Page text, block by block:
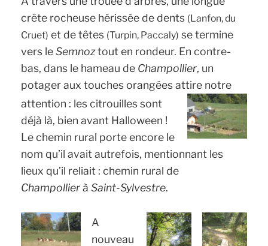
crête rocheuse hérissée de dents (Lanfon, du
Cruet) et de têtes (Turpin, Paccaly) se termine
vers leSemnoztout en rondeur. En contre-
bas, dans le hameau de Champollier, un
potager aux touches orangées attire notre
attention : lescitrouilles sont
déjà là, bien avant Halloween !
Le chemin rural porte encore le
nom qu’il avait autrefois, mentionnant les
lieux qu’il reliait : chemin rural de
ChampollieràSaint-Sylvestre.
A
nouveau